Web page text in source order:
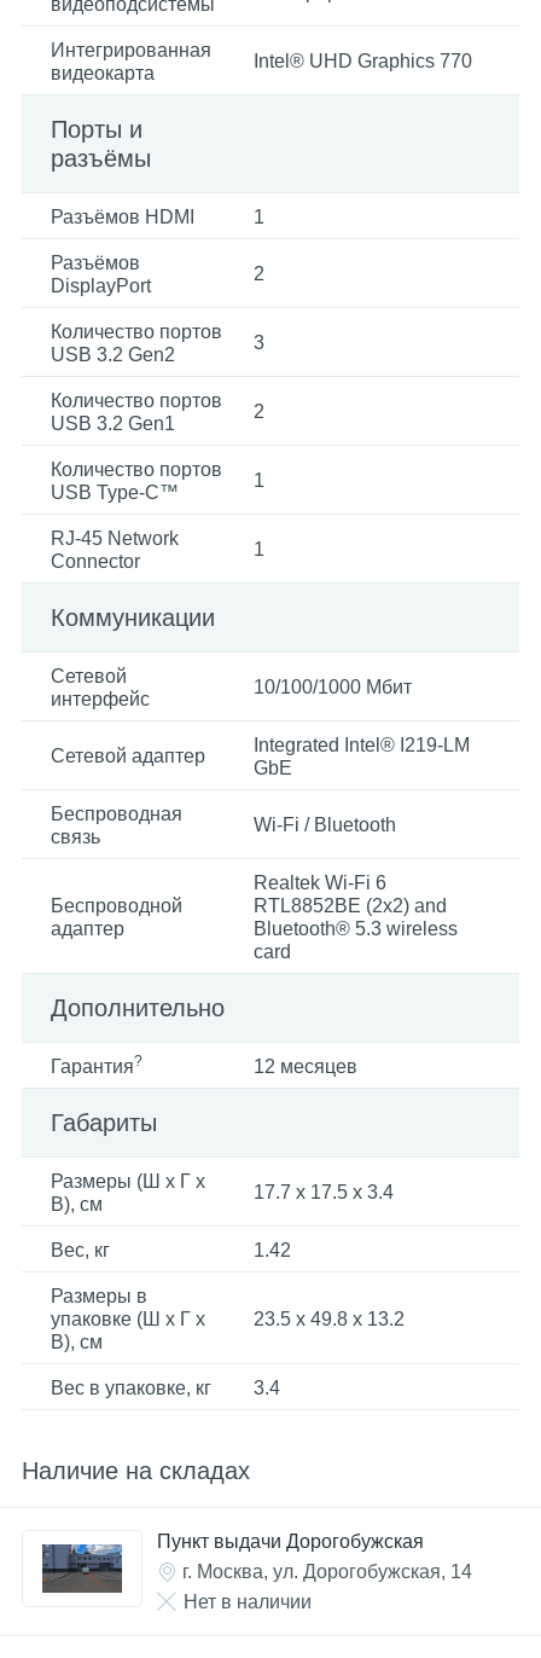
видеоподсистемы
Интегрированная
видеокарта
Intel® UHD Graphics 770
Порты и
разъёмы
Разъёмов HDMI 1
Разъёмов
DisplayPort
2
Количество портов
USB 3.2 Gen2
3
Количество портов
USB 3.2 Gen1
2
Количество портов
USB Type-C™
1
RJ-45 Network
Connector
1
Коммуникации
Сетевой
интерфейс
10/100/1000 Mбит
Сетевой адаптер
Integrated Intel® I219-LM
GbE
Беспроводная
связь
Wi-Fi / Bluetooth
Беспроводной
адаптер
Realtek Wi-Fi 6
RTL8852BE (2x2) and
Bluetooth® 5.3 wireless
card
Дополнительно
Гарантия? 12 месяцев
Габариты
Размеры (Ш x Г x
В), см
17.7 x 17.5 x 3.4
Вес, кг 1.42
Размеры в
упаковке (Ш x Г x
В), см
23.5 x 49.8 x 13.2
Вес в упаковке, кг 3.4
Наличие на складах
Пункт выдачи Дорогобужская
г. Москва, ул. Дорогобужская, 14
Нет в наличии